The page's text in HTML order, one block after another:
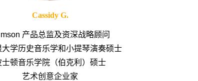
Cassidy G.
产品总监及资深战略顾问
大学历史音乐学和小提琴演奏硕士
士顿音乐学院（伯克利）硕士
艺术创意企业家